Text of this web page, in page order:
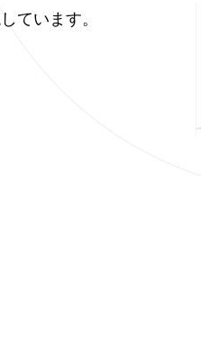
ています。